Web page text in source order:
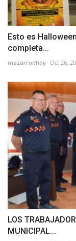
Esto es
completa...
mazarronhoy Oct 26,
LOS
MUNICIPAL...